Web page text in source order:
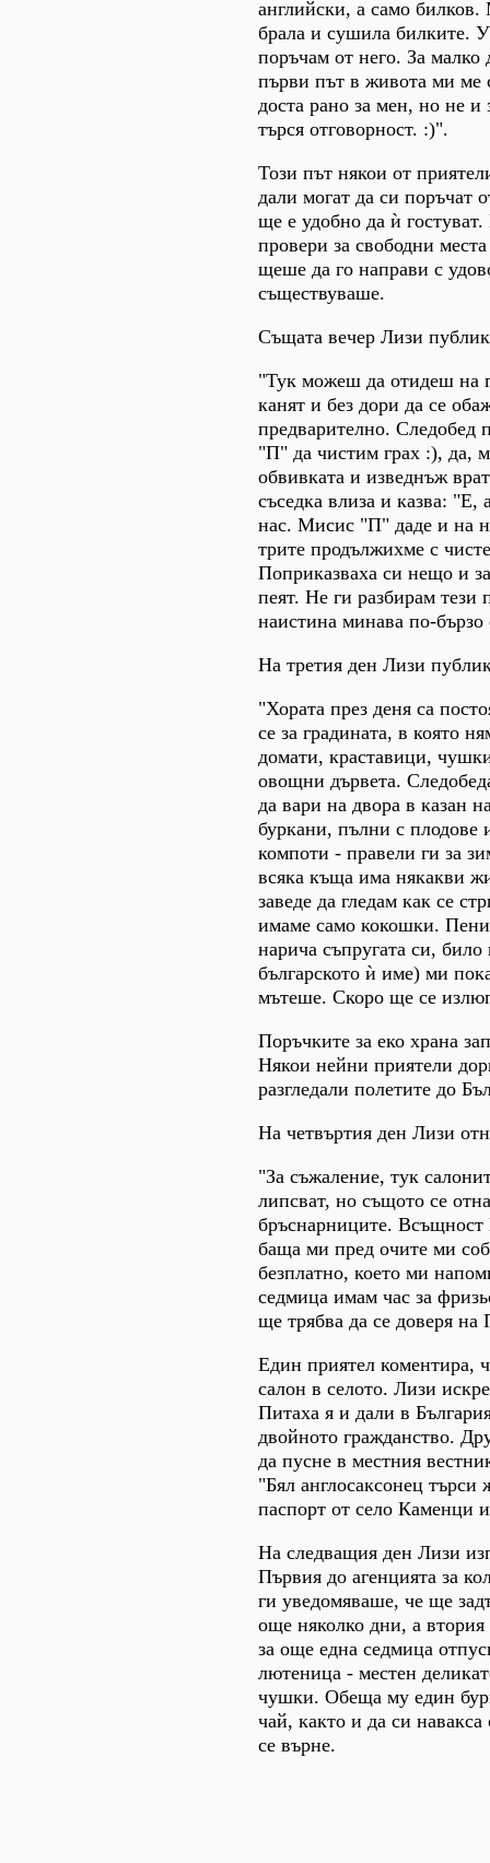
английски, а само
брала и сушила билките.
поръчам от него. За малко
първи път в живота ми ме
доста рано за мен, но не
търся отговорност. :)".
Този път някои от
дали могат да си поръчат
ще е удобно да ѝ
провери за свободни
щеше да го направи с
съществуваше.
Същата вечер Лизи
"Тук можеш да отидеш на
канят и без дори да се
предварително. Следобед
"П" да чистим грах :), да,
обвивката и изведнъж
съседка влиза и казва: "Е,
нас. Мисис "П" даде и на
трите продължихме с
Поприказваха си нещо и
пеят. Не ги разбирам тези
наистина минава по-бързо
На третия ден Лизи
"Хората през деня са
се за градината, в която
домати, краставици,
овощни дървета.
да вари на двора в казан
буркани, пълни с плодове
компоти - правели ги за
всяка къща има някакви
заведе да гледам как се
имаме само кокошки.
нарича съпругата си, било
българското ѝ име) ми
мътеше. Скоро ще се
Поръчките за еко храна
Някои нейни приятели
разгледали полетите до
На четвъртия ден Лизи
"За съжаление, тук
липсват, но същото се
бръснарниците. Всъщност
баща ми пред очите ми
безплатно, което ми
седмица имам час за
ще трябва да се доверя на
Един приятел коментира,
салон в селото. Лизи
Питаха я и дали в
двойното гражданство.
да пусне в местния
"Бял англосаксонец търси
паспорт от село Каменци
На следващия ден Лизи
Първия до агенцията за
ги уведомяваше, че ще
още няколко дни, а
за още една седмица
лютеница - местен
чушки. Обеща му един
чай, както и да си навакса
се върне.